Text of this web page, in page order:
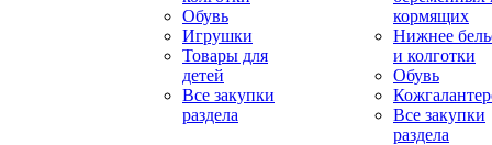
Обувь
Игрушки
Товары для
детей
Все закупки
раздела
кормящих
Нижнее
и колготки
Обувь
Все закупки
раздела